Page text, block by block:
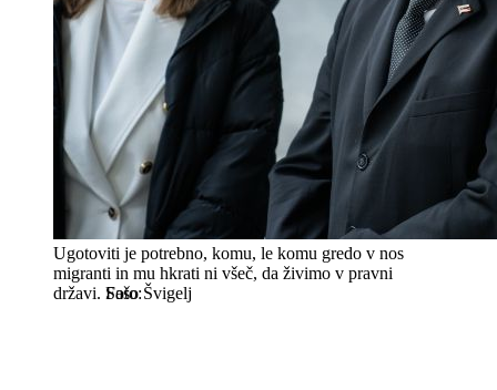
Ugotoviti je potrebno, komu, le komu gredo v nos
migranti in mu hkrati ni všeč, da živimo v pravni
državi. Sašo Švigelj